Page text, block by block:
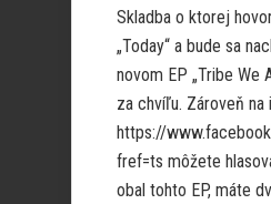
Skladba o ktorej
„Today“ a bude sa
novom EP „Tribe We
za chvíľu. Zároveň na
https://
fref=ts môžete
obal tohto EP, máte